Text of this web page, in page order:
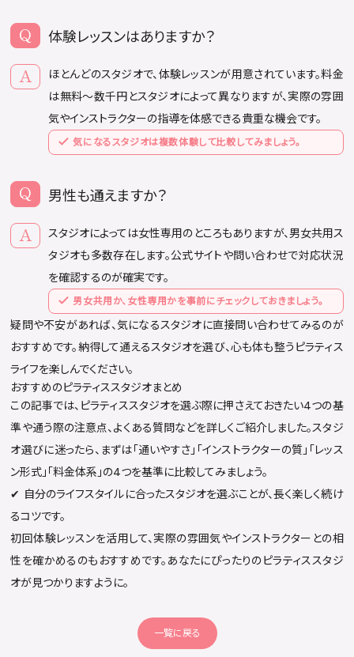
体験レッスンはありますか？
ほとんどのスタジオで、体験レッスンが用意されています。料金
は無料〜数千円とスタジオによって異なりますが、実際の雰囲
気やインストラクターの指導を体感できる貴重な機会です。
気になるスタジオは複数体験して比較してみましょう。
男性も通えますか？
スタジオによっては女性専用のところもありますが、男女共用ス
タジオも多数存在します。公式サイトや問い合わせで対応状況
を確認するのが確実です。
男女共用か、女性専用かを事前にチェックしておきましょう。
疑問や不安があれば、気になるスタジオに直接問い合わせてみるのが
おすすめです。納得して通えるスタジオを選び、心も体も整うピラティス
ライフを楽しんでください。
おすすめのピラティススタジオまとめ
この記事では、ピラティススタジオを選ぶ際に押さえておきたい4つの基
準や通う際の注意点、よくある質問などを詳しくご紹介しました。スタジ
オ選びに迷ったら、まずは「通いやすさ」「インストラクターの質」「レッス
ン形式」「料金体系」の4つを基準に比較してみましょう。
✔︎ 自分のライフスタイルに合ったスタジオを選ぶことが、長く楽しく続け
るコツです。
初回体験レッスンを活用して、実際の雰囲気やインストラクターとの相
性を確かめるのもおすすめです。あなたにぴったりのピラティススタジ
オが見つかりますように。
一覧に戻る